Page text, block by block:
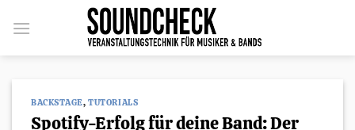
Inhalt
BACKSTAGE,TUTORIALS
Spotify-Erfolg für deine Band: Der